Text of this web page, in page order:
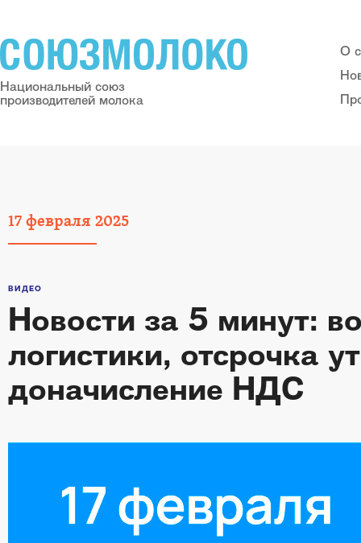
Национальный союз
производителей молока
О
17февраля 2025
ВИДЕО
Новости за 5 минут:
логистики, отсрочка
доначисление НДС